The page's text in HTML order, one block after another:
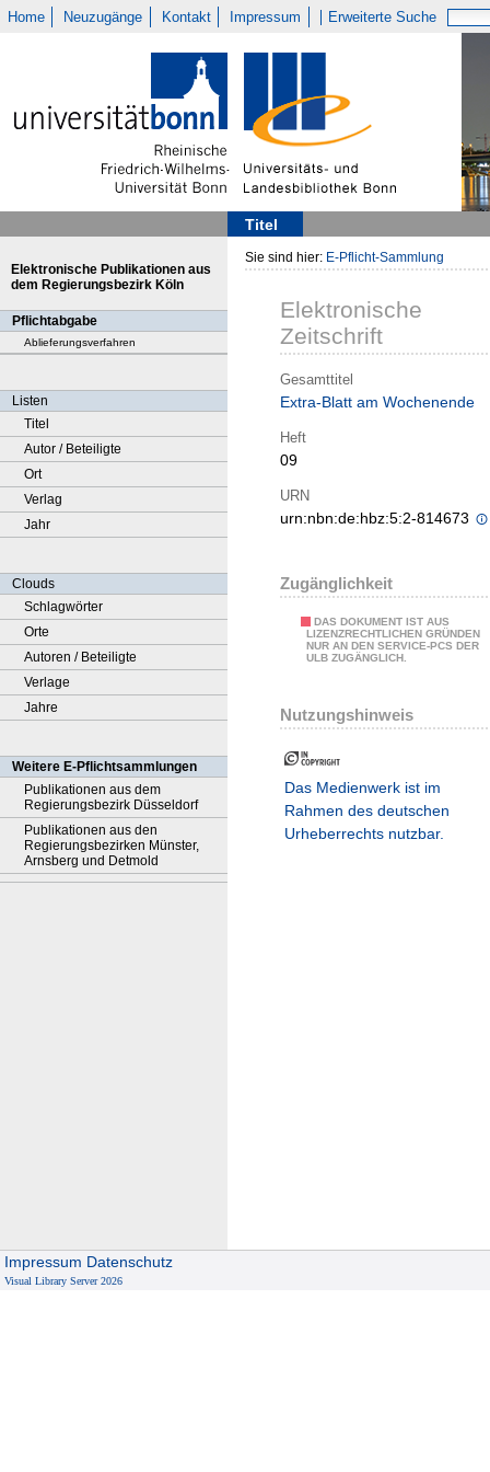
Home Neuzugänge Kontakt Impressum Erweiterte Suche
Titel
Elektronische Publikationen aus
dem Regierungsbezirk Köln
Pflichtabgabe
Ablieferungsverfahren
Listen
Titel
Autor / Beteiligte
Ort
Verlag
Jahr
Clouds
Schlagwörter
Orte
Autoren / Beteiligte
Verlage
Jahre
Weitere E-Pflichtsammlungen
Publikationen aus dem
Regierungsbezirk Düsseldorf
Publikationen aus den
Regierungsbezirken Münster,
Arnsberg und Detmold
Sie sind hier: E-Pflicht-Sammlung
Elektronische
Zeitschrift
Gesamttitel
Extra-Blatt am Wochenende
Heft
09
URN
urn:nbn:de:hbz:5:2-814673
Zugänglichkeit
DAS DOKUMENT IST AUS
LIZENZRECHTLICHEN GRÜNDEN
NUR AN DEN SERVICE-PCS DER
ULB ZUGÄNGLICH.
Nutzungshinweis
Das Medienwerk ist im
Rahmen des deutschen
Urheberrechts nutzbar.
Impressum Datenschutz
Visual Library Server 2026